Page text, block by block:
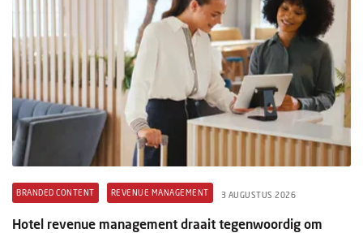
BRANDED CONTENT REVENUE MANAGEMENT 3 AUGUSTUS 2026
Hotel revenue management draait tegenwoordig om